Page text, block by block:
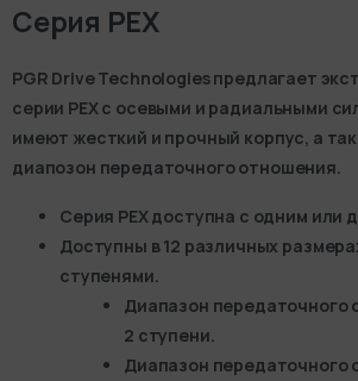
Серия PEX
PGR Drive Technologies предлагает
серии PEX с осевыми и радиальными
имеют жесткий и прочный корпус, а
диапозон передаточного отношения.
Серия PEX доступна с одним или
Доступны в 12 различных
ступенями.
Диапазон передаточного
2 ступени.
Диапазон передаточного